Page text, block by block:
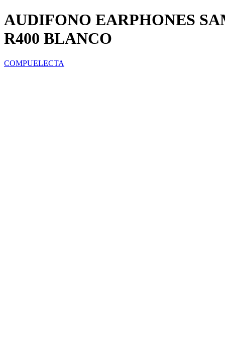
AUDIFONO EARPHONES
R400 BLANCO
COMPUELECTA